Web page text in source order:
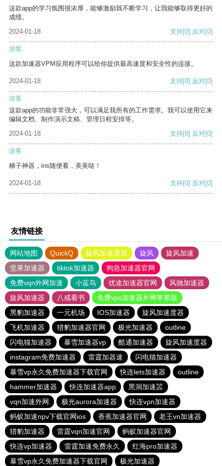
这款app的学习氛围很浓厚，能够激励我不断学习，让我能够取得更好的
成绩。
2024-01-18
支持[0] 反对[0]
游客
这款加速器VPM应用程序可以给你提供最高速度和安全性的连接。
2024-01-18 支持[0] 反对[0]
游客
这款app的功能非常强大，可以满足我所有的工作需求。我可以使用它来
编辑文档、制作演示文稿、管理日程安排等。
2024-01-18
支持[0] 反对[0]
游客
梯子神器，ins随便看，美美哒！
2024-01-18 支持[0] 反对[0]
友情链接
网站地图 QuickQ 旋风加速度器 旋风
旋风加速
坚果加速器
tiktok加速器
狗急加速器官网
免费vqn外网加速
小蓝鸟 优途加速器官网
风驰加速器
旋风加速器
八戒看书
免费vps加速器外网苹果版
黑豹加速器
一元机场 IOS加速器
旋风加速度器
飞机加速器
猎豹加速器官网 极光加速器
outline
闪电猫加速器
暴雪加速器vp 酷通加速器
旋风加速度器
instagram免费加速器
雷霆加器速
闪电猫加速器
暴雪vp永久免费加速器下载官网
快连lets加速器
outline
hammer加速器
快连加速器app
黑洞加速噐
vqn加速外网
极光aurora加速器
快连vρn加速器
蚂蚁加速npv下载官网ios
香蕉加速器官网
老王vn加速器
猎豹加速器
雷霆vqn加速官网
蚂蚁加速器官网
快连vp加速器
雷霆加速免费永久
红海pro加速器
暴雪vp永久免费加速器下载官网
极光加速器